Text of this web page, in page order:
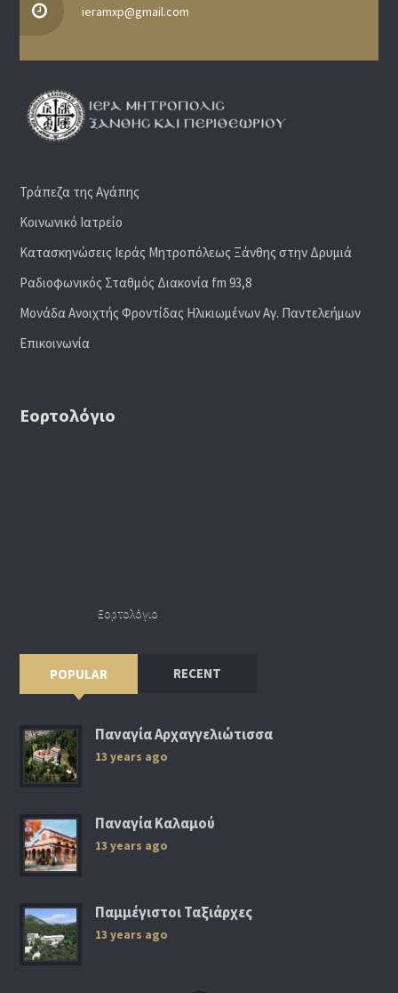
ieramxp@gmail.com
Τράπεζα της Αγάπης
Κοινωνικό Ιατρείο
Κατασκηνώσεις Ιεράς Μητροπόλεως Ξάνθης στην Δρυμιά
Ραδιoφωνικός Σταθμός Διακονία fm 93,8
Μονάδα Ανοιχτής Φροντίδας Ηλικιωμένων Αγ. Παντελεήμων
Επικοινωνία
Εορτολόγιο
Εορτολόγιο
POPULAR RECENT
Παναγία Αρχαγγελιώτισσα
13 years ago
Παναγία Καλαμού
13 years ago
Παμμέγιστοι Ταξιάρχες
13 years ago